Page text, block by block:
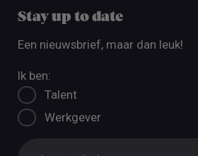
Stay up to date
Een nieuwsbrief, maar dan leuk!
Ik ben:
Talent
Werkgever